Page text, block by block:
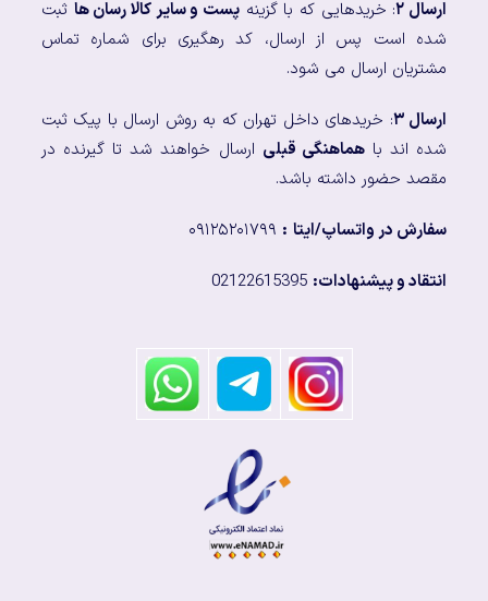
ارسال ۲ : خریدهایی که با گزینه پست و سایر کالا رسان ها ثبت
شده است پس از ارسال، کد رهگیری برای شماره تماس
مشتریان ارسال می شود.
ارسال ۳
: خریدهای داخل تهران که به روش ارسال با پیک ثبت
شده اند باهماهنگی قبلی ارسال خواهند شد تا گیرنده در
مقصد حضور داشته باشد.
سفارش در واتساپ/ایتا :
انتقاد و پیشنهادات: